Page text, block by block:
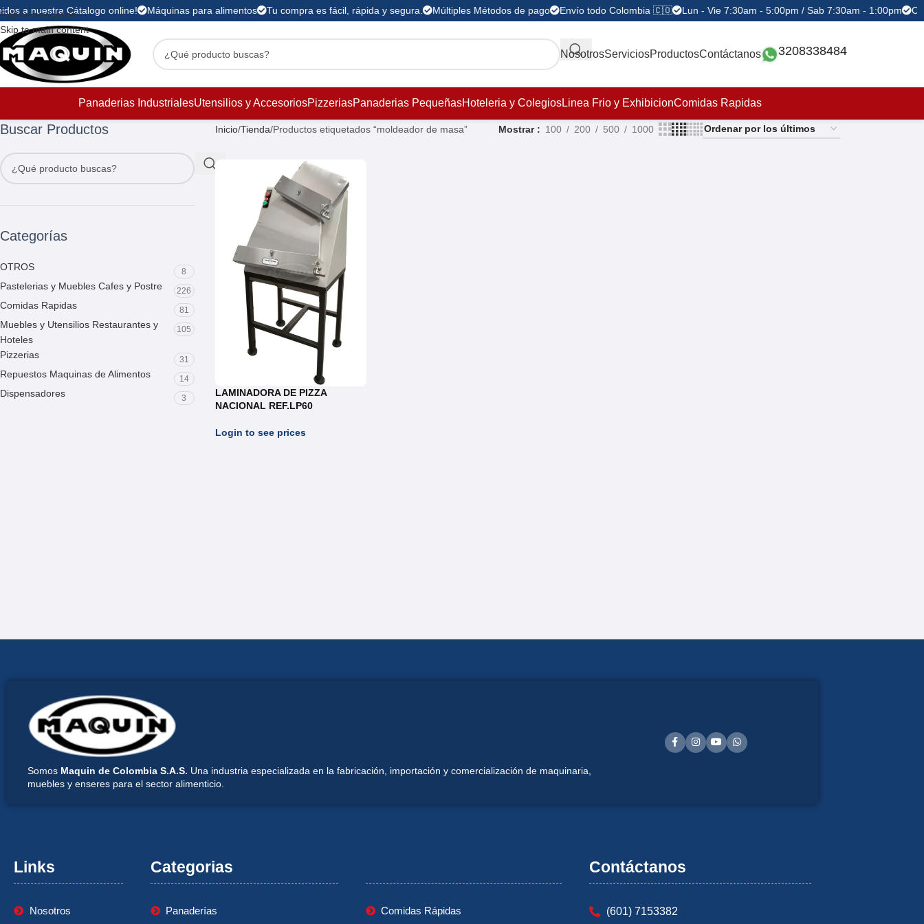
Skip to navigation
Skip to main content
a nuestra Cátalogo online! Máquinas para alimentos Tu compra es fácil, rápida y segura. Múltiples Métodos de pago Envío todo Colombia 🇨🇴 Lun - Vie 7:30am - 5:00pm / Sab 7:30am - 1:00pm
NosotrosServiciosProductosContáctanos 3208338484
Panaderias IndustrialesUtensilios y AccesoriosPizzeriasPanaderias PequeñasHoteleria y ColegiosLinea Frio y ExhibicionComidas Rapidas
Buscar Productos
Categorías
OTROS 8
Pastelerias y Muebles Cafes y Postre 226
Comidas Rapidas 81
Muebles y Utensilios Restaurantes y
Hoteles
105
Pizzerias 31
Repuestos Maquinas de Alimentos 14
Dispensadores 3
Inicio Tienda Productos etiquetados “moldeador de masa” Mostrar 100 200 500 1000
LAMINADORA DE PIZZA
NACIONAL REF.LP60
Login to see prices
Somos Maquin de Colombia S.A.S. Una industria especializada en la fabricación, importación y comercialización de maquinaria,
muebles y enseres para el sector alimenticio.
Links
Nosotros
Categorias
Panaderías
Comidas Rápidas
Contáctanos
(601) 7153382